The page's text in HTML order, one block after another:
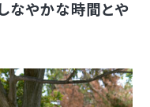
なやかな時間とや